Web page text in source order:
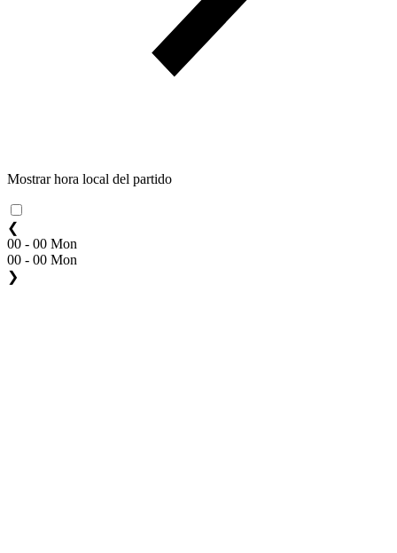
Mostrar hora local del partido
❮
00 - 00 Mon
00 - 00 Mon
❯